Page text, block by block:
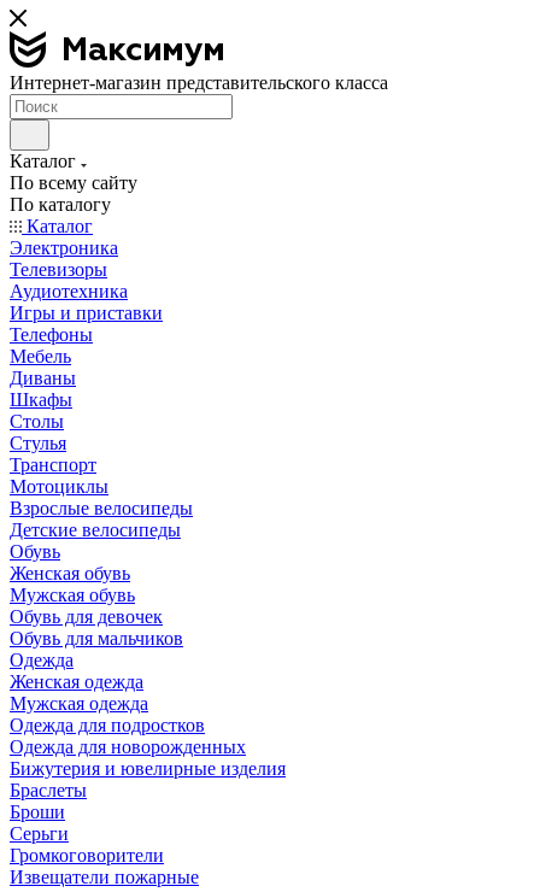
Интернет-магазин представительского класса
Каталог
По всему сайту
По каталогу
Каталог
Электроника
Телевизоры
Аудиотехника
Игры и приставки
Телефоны
Мебель
Диваны
Шкафы
Столы
Стулья
Транспорт
Мотоциклы
Взрослые велосипеды
Детские велосипеды
Обувь
Женская обувь
Мужская обувь
Обувь для девочек
Обувь для мальчиков
Одежда
Женская одежда
Мужская одежда
Одежда для подростков
Одежда для новорожденных
Бижутерия и ювелирные изделия
Браслеты
Броши
Серьги
Громкоговорители
Извещатели пожарные